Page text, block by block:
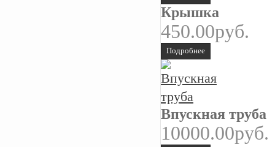
Крышка
450.00руб.
Подробнее
Впускная труба
10000.00руб.